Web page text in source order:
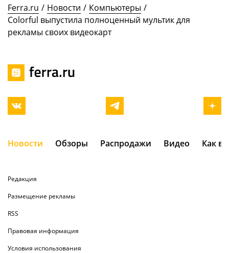
Ferra.ru / Новости / Компьютеры /
Colorful выпустила полноценный мультик для
рекламы своих видеокарт
Новости Обзоры Распродажи Видео Как
Редакция
Размещение рекламы
RSS
Правовая информация
Условия использования